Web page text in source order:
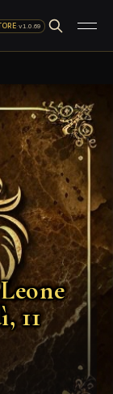
·v1.0.69
11